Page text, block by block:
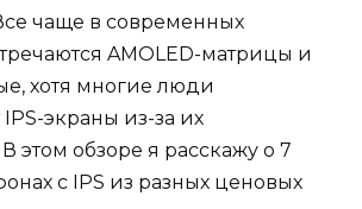
чаще в современных
AMOLED-матрицы и
хотя многие люди
экраны из-за их
этом обзоре я расскажу о 7
с IPS из разных ценовых